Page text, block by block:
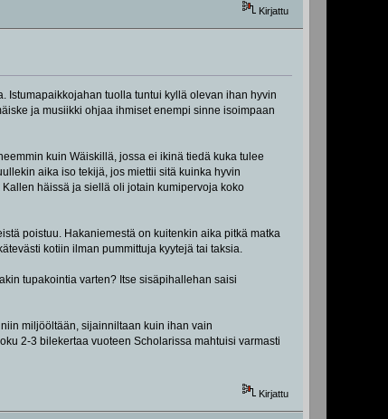
Kirjattu
Istumapaikkojahan tuolla tuntui kyllä olevan ihan hyvin
ja musiikki ohjaa ihmiset enempi sinne isoimpaan
kuin Wäiskillä, jossa ei ikinä tiedä kuka tulee
aika iso tekijä, jos miettii sitä kuinka hyvin
häissä ja siellä oli jotain kumipervoja koko
poistuu. Hakaniemestä on kuitenkin aika pitkä matka
kotiin ilman pummittuja kyytejä tai taksia.
tupakointia varten? Itse sisäpihallehan saisi
miljööltään, sijainniltaan kuin ihan vain
2-3 bilekertaa vuoteen Scholarissa mahtuisi varmasti
Kirjattu